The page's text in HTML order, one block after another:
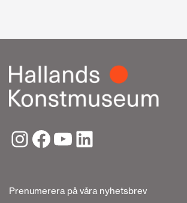
Prenumerera på våra nyhetsbrev